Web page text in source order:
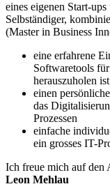
eines eigenen Start-
Selbständiger,
(Master in Business
eine erfahrene
Softwaretools
herauszuholen ist
einen
das
Prozessen
einfache
ein grosses IT-
Ich freue mich auf den
Leon Mehlau